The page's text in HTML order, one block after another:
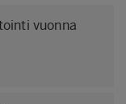
vuonna